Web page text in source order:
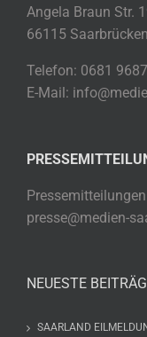
Angela Braun Str.
66115 Saarbrücken
Telefon: 0681
E-Mail:
presse@medien-
NEUESTE
SAARLAND